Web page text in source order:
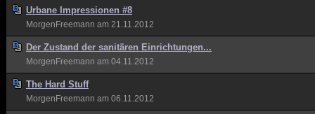
Urbane Impressionen #8
MorgenFreemann am 21.11.2012
Der Zustand der sanitären Einrichtungen...
MorgenFreemann am 04.11.2012
The Hard Stuff
MorgenFreemann am 06.11.2012